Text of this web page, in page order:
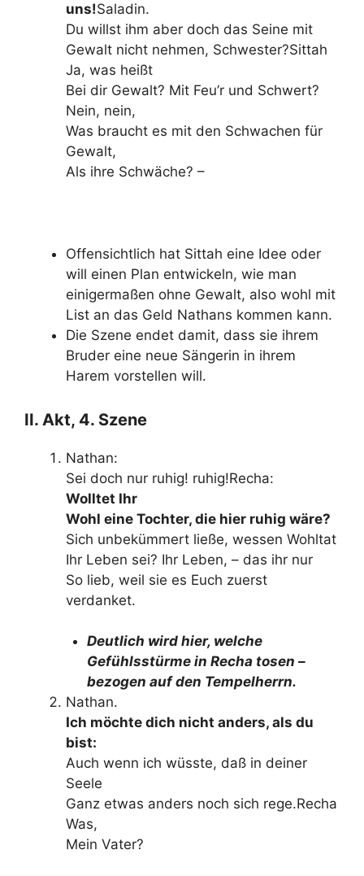
uns!Saladin.
Du willst ihm aber doch das Seine mit
Gewalt nicht nehmen, Schwester?Sittah
Ja, was heißt
Bei dir Gewalt? Mit Feu’r und Schwert?
Nein, nein,
Was braucht es mit den Schwachen für
Gewalt,
Als ihre Schwäche? –
Offensichtlich hat Sittah eine Idee oder
will einen Plan entwickeln, wie man
einigermaßen ohne Gewalt, also wohl mit
List an das Geld Nathans kommen kann.
Die Szene endet damit, dass sie ihrem
Bruder eine neue Sängerin in ihrem
Harem vorstellen will.
II. Akt, 4. Szene
Nathan:
Sei doch nur ruhig! ruhig!Recha:
Wolltet Ihr
Wohl eine Tochter, die hier ruhig wäre?
Sich unbekümmert ließe, wessen Wohltat
Ihr Leben sei? Ihr Leben, – das ihr nur
So lieb, weil sie es Euch zuerst
verdanket.
Deutlich wird hier, welche
Gefühlsstürme in Recha tosen –
bezogen auf den Tempelherrn.
Nathan.
Ich möchte dich nicht anders, als du
bist:
Auch wenn ich wüsste, daß in deiner
Seele
Ganz etwas anders noch sich rege.Recha
Was,
Mein Vater?